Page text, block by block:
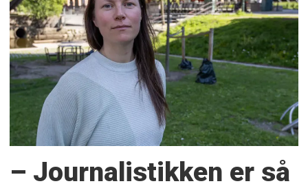
– Journalistikken er så